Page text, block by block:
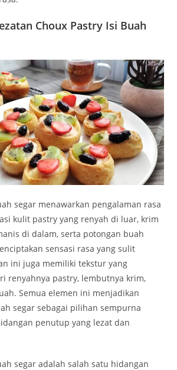
Choux Pastry Isi Buah
segar menawarkan pengalaman rasa
kulit pastry yang renyah di luar, krim
di dalam, serta potongan buah
sensasi rasa yang sulit
ini juga memiliki tekstur yang
renyahnya pastry, lembutnya krim,
Semua elemen ini menjadikan
segar sebagai pilihan sempurna
penutup yang lezat dan
segar adalah salah satu hidangan